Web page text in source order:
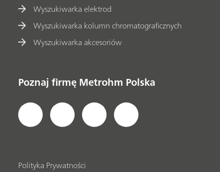
Wyszukiwarka elektrod
Wyszukiwarka kolumn chromatograficznych
Wyszukiwarka akcesoriów
Poznaj firmę Metrohm Polska
Polityka Prywatności